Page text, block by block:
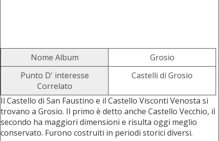
Nome Album
Grosio
Punto D' interesse
Correlato
Castelli di Grosio
Il Castello di San Faustino e il Castello Visconti Venosta si
trovano a Grosio. Il primo è detto anche Castello Vecchio, il
secondo ha maggiori dimensioni e risulta oggi meglio
conservato. Furono costruiti in periodi storici diversi.